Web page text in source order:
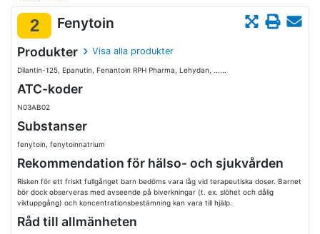
2 Fenytoin
Produkter Visa alla produkter
Dilantin-125, Epanutin, Fenantoin RPH Pharma, Lehydan, ......
ATC-koder
N03AB02
Substanser
fenytoin, fenytoinnatrium
Rekommendation för hälso- och sjukvården
Risken för ett friskt fullgånget barn bedöms vara låg vid terapeutiska doser. Barnet
bör dock observeras med avseende på biverkningar (t. ex. slöhet och dålig
viktuppgång) och koncentrationsbestämning kan vara till hjälp.
Råd till allmänheten